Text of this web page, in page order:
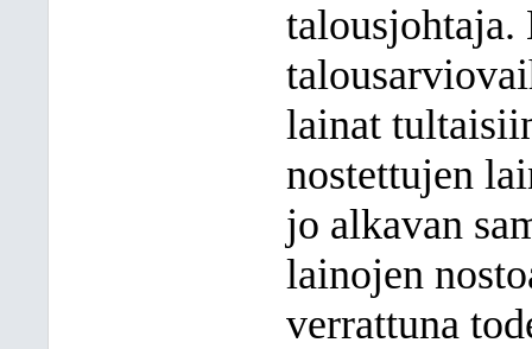
talousjohtaja.
lainat
nostettujen
jo alkavan
lainojen
verrattuna